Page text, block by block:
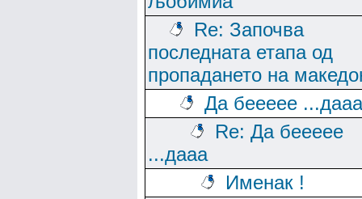
Re: Започва
последната етапа од
пропадането на
Да беееее ...дааа
Re: Да беееее
...дааа
Именак !